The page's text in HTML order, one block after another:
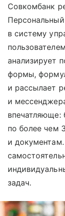
Совкомбанк
в систему
анализирует
формы,
и рассылает
и
впечатляюще:
по более чем
и
задач.